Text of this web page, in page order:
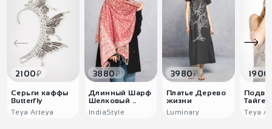
2100₽
Серьги каффы
Butterfly
Teya Arteya
3880₽
Длинный Шарф
Шелковый ..
IndiaStyle
3980₽
Платье Дерево
жизни
Luminary
1900
Teya